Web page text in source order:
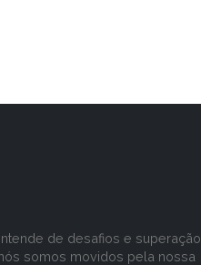
de desafios e superação,
nós somos movidos pela nossa